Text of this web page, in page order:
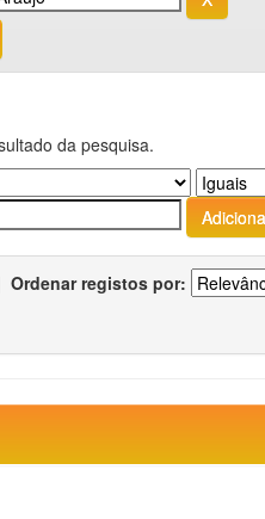
da pesquisa.
Ordenar registos por: